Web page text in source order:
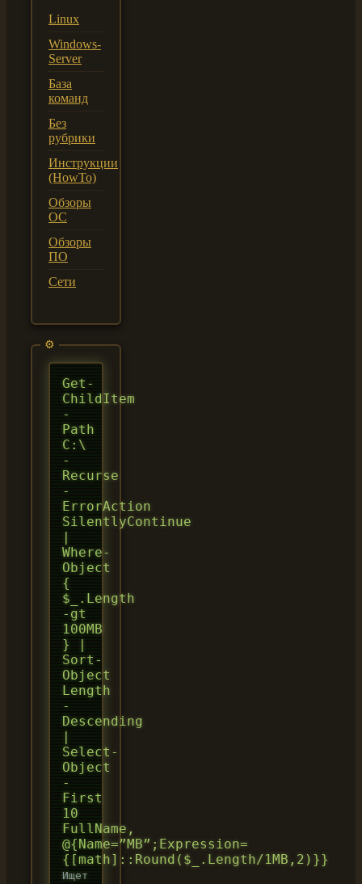
Linux
Windows-
Server
База
команд
Без
рубрики
Инструкции
(HowTo)
Обзоры
ОС
Обзоры
ПО
Сети
Get-
ChildItem
-
Path
C:\
-
Recurse
-
ErrorAction
SilentlyContinue
Where-
Object
{
$_.Length
-gt
100MB
} |
Sort-
Object
Length
-
Descending
Select-
Object
-
First
10
FullName,
@{Name=”MB”;Expression=
{[math]::Round($_.Length/1MB,2)}}
Ищет